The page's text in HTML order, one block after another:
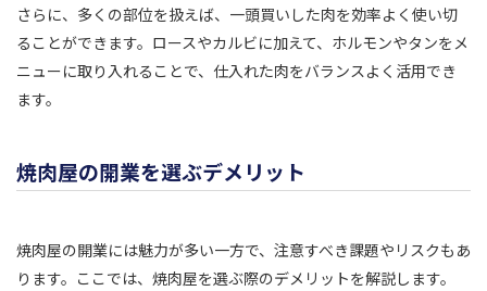
さらに、多くの部位を扱えば、一頭買いした肉を効率よく使い切
ることができます。ロースやカルビに加えて、ホルモンやタンをメ
ニューに取り入れることで、仕入れた肉をバランスよく活用でき
ます。
焼肉屋の開業を選ぶデメリット
焼肉屋の開業には魅力が多い一方で、注意すべき課題やリスクもあ
ります。ここでは、焼肉屋を選ぶ際のデメリットを解説します。